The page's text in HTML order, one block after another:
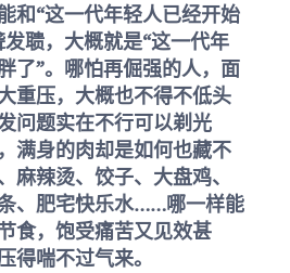
和“这一代年轻人已经开始
聩，大概就是“这一代年
了”。哪怕再倔强的人，面
重压，大概也不得不低头
问题实在不行可以剃光
满身的肉却是如何也藏不
麻辣烫、饺子、大盘鸡、
、肥宅快乐水……哪一样能
食，饱受痛苦又见效甚
得喘不过气来。